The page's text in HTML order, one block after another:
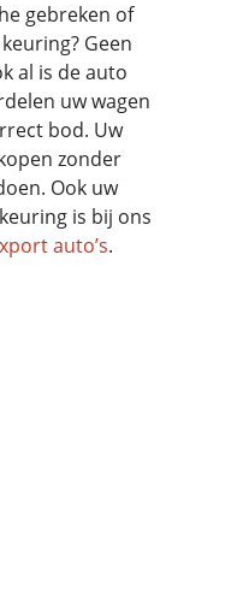
gebreken of
Geen
al is de auto
uw wagen
bod. Uw
zonder
Ook uw
is bij ons
auto’s.